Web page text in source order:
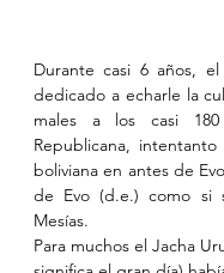
Durante casi 6 años,
dedicado a echarle la
males a los casi
Republicana,
boliviana en antes de
de Evo (d.e.) como si
Mesías.
Para muchos el Jacha